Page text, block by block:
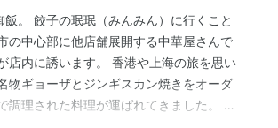
飯。 餃子の珉珉（みんみん）に行くこと
の中心部に他店舗展開する中華屋さんで
店内に誘います。 香港や上海の旅を思い
物ギョーザとジンギスカン焼きをオーダ
調理された料理が運ばれてきました。 羊